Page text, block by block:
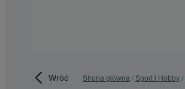
Wróć Strona główna Sport i Hobby